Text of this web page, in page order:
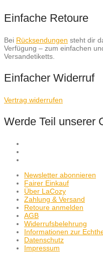
Einfache Retoure
Bei Rücksendungen steht dir
Verfügung – zum einfachen
Versandetiketts.
Einfacher Widerruf
Vertrag widerrufen
Werde Teil unserer
Newsletter abonnieren
Fairer Einkauf
Über LaCozy
Zahlung & Versand
Retoure anmelden
AGB
Widerrufsbelehrung
Informationen zur
Datenschutz
Impressum